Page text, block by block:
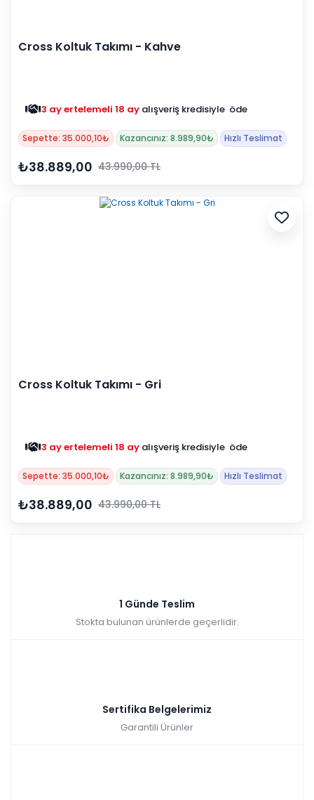
Cross Koltuk Takımı - Kahve
3 ay ertelemeli 18 ay alışveriş kredisiyle öde
Sepette: 35.000,10₺ Kazancınız: 8.989,90₺ Hızlı Teslimat
₺38.889,00 43.990,00 TL
Cross Koltuk Takımı - Gri
3 ay ertelemeli 18 ay alışveriş kredisiyle öde
Sepette: 35.000,10₺ Kazancınız: 8.989,90₺ Hızlı Teslimat
₺38.889,00 43.990,00 TL
1 Günde Teslim
Stokta bulunan ürünlerde geçerlidir.
Sertifika Belgelerimiz
Garantili Ürünler